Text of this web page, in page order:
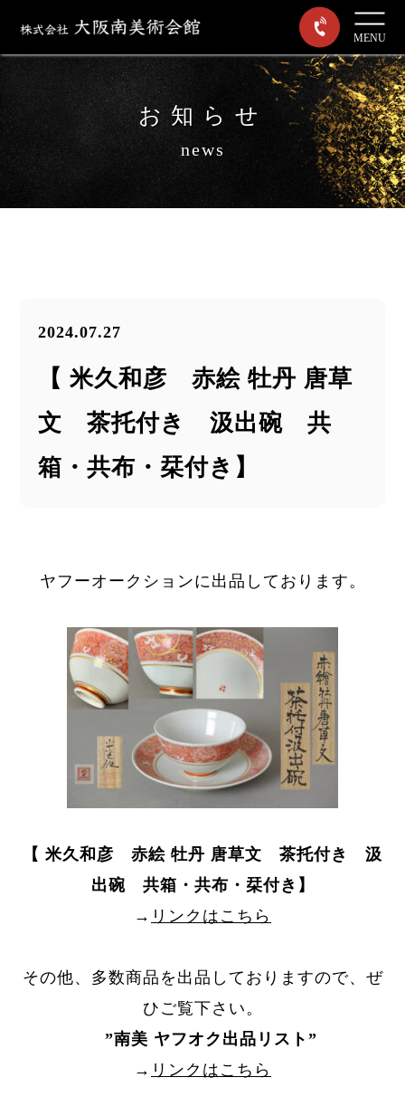
MENU
お知らせ
news
2024.07.27
【 米久和彦 赤絵 牡丹 唐草
文 茶托付き 汲出碗 共
箱・共布・栞付き】
ヤフーオークションに出品しております。
【 米久和彦 赤絵 牡丹 唐草文 茶托付き 汲
出碗 共箱・共布・栞付き】
→ リンクはこちら
その他、多数商品を出品しておりますので、ぜ
ひご覧下さい。
”南美 ヤフオク出品リスト ”
→ リンクはこちら